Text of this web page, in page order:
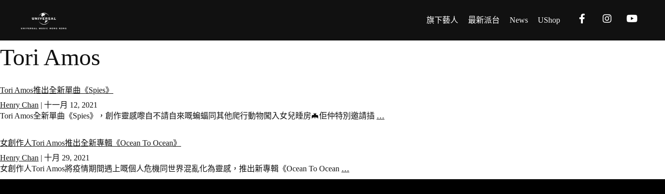
旗下藝人 最新派台 News UShop
Tori Amos
Tori Amos推出全新單曲《Spies》
Henry Chan | 十一月 12, 2021
Tori Amos全新單曲《Spies》，創作靈感嚟自不請自來嘅蝙蝠同其他爬行動物闖入女兒睡房🦇佢仲特別邀請插 …
女創作人Tori Amos推出全新專輯《Ocean To Ocean》
Henry Chan | 十月 29, 2021
女創作人Tori Amos將疫情期間遇上嘅個人危機同世界混亂化為靈感，推出新專輯《Ocean To Ocean …